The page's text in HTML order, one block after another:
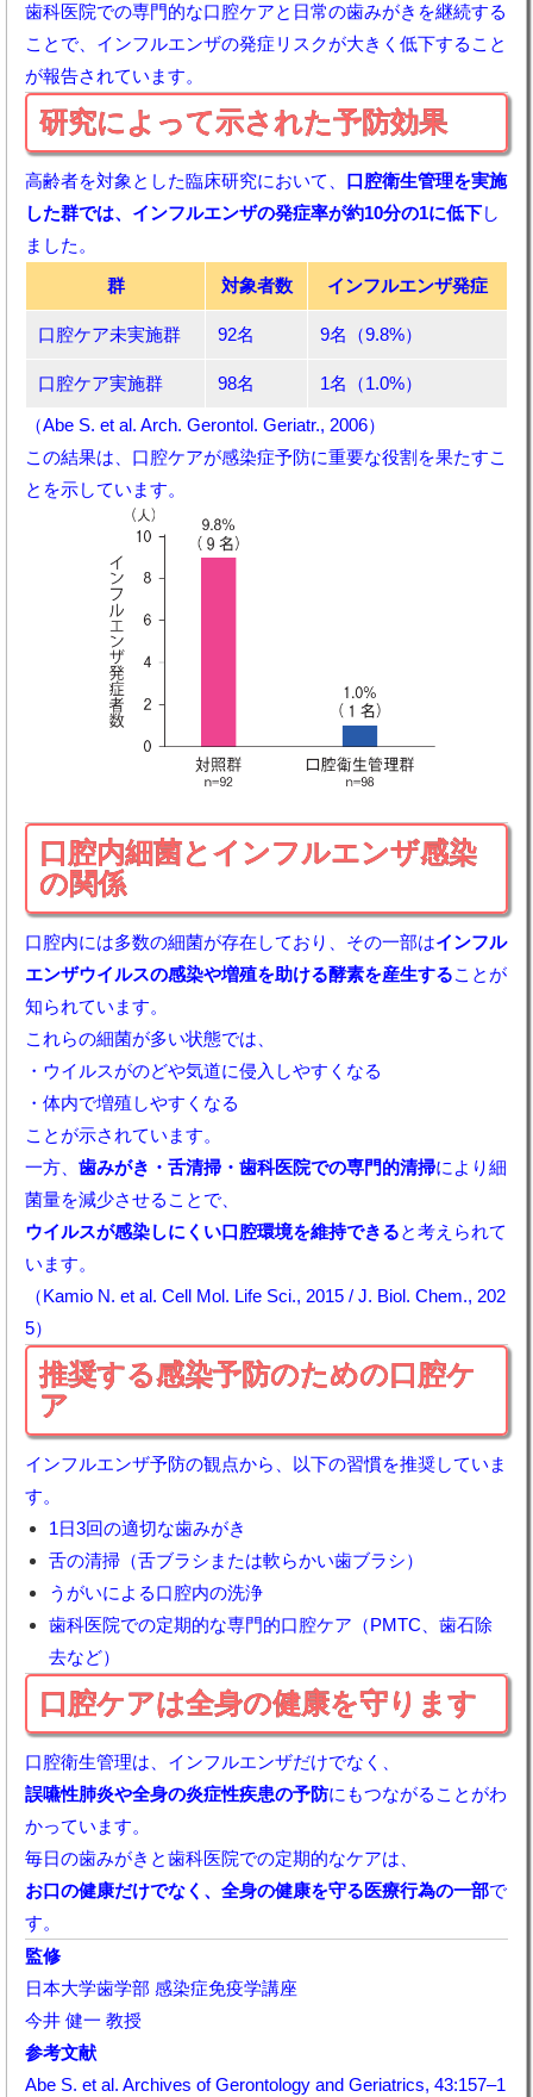
歯科医院での専門的な口腔ケアと日常の歯みがきを継続する
ことで、インフルエンザの発症リスクが大きく低下すること
が報告されています。
研究によって示された予防効果
高齢者を対象とした臨床研究において、 口腔衛生管理を実施
した群では、インフルエンザの発症率が約10分の1に低下し
ました。
群
対象者数 インフルエンザ発症
口腔ケア未実施群 92名 9名（9.8%）
口腔ケア実施群 98名 1名（1.0%）
（Abe S. et al. Arch. Gerontol. Geriatr., 2006）
この結果は、口腔ケアが感染症予防に重要な役割を果たすこ
とを示しています。
口腔内細菌とインフルエンザ感染
の関係
口腔内には多数の細菌が存在しており、その一部はインフル
エンザウイルスの感染や増殖を助ける酵素を産生することが
知られています。
これらの細菌が多い状態では、
・ウイルスがのどや気道に侵入しやすくなる
・体内で増殖しやすくなる
ことが示されています。
一方、 歯みがき・舌清掃・歯科医院での専門的清掃により細
菌量を減少させることで、
ウイルスが感染しにくい口腔環境を維持できると考えられて
います。
（Kamio N. et al. Cell Mol. Life Sci., 2015 / J. Biol. Chem., 202
5）
推奨する感染予防のための口腔ケ
ア
インフルエンザ予防の観点から、以下の習慣を推奨していま
す。
1日3回の適切な歯みがき
舌の清掃（舌ブラシまたは軟らかい歯ブラシ）
うがいによる口腔内の洗浄
歯科医院での定期的な専門的口腔ケア（PMTC、歯石除
去など）
口腔ケアは全身の健康を守ります
口腔衛生管理は、インフルエンザだけでなく、
誤嚥性肺炎や全身の炎症性疾患の予防にもつながることがわ
かっています。
毎日の歯みがきと歯科医院での定期的なケアは、
お口の健康だけでなく、全身の健康を守る医療行為の一部で
す。
監修
日本大学歯学部 感染症免疫学講座
今井 健一 教授
参考文献
Abe S. et al. Archives of Gerontology and Geriatrics, 43:157–1